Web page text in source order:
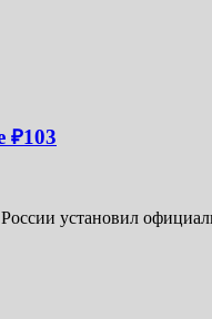
₽103
установил